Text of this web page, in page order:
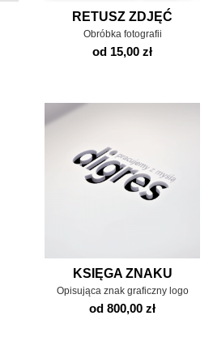
RETUSZ ZDJĘĆ
Obróbka fotografii
od 15,00 zł
KSIĘGA ZNAKU
Opisująca znak graficzny logo
od 800,00 zł